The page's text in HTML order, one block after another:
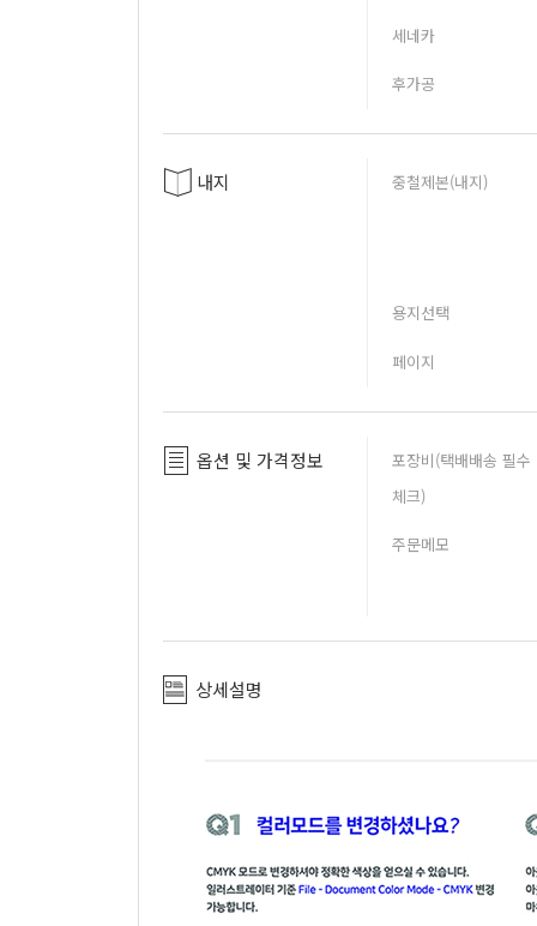
세네카
후가공
내지 중철제본(내지)
용지선택
페이지
옵션 및 가격정보
포장비(택배배송 필수
체크)
주문메모
상세설명